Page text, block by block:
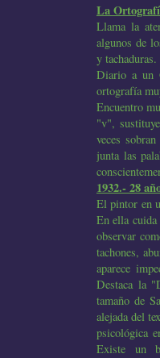
La
Llama la
algunos de
y
Diario a un
ortografía
Encuentro
"v",
veces
junta las
1932.- 28
El pintor en
En ella cuida
observar
tachones,
aparece
Destaca la
tamaño de
alejada del
psicológica
Existe un